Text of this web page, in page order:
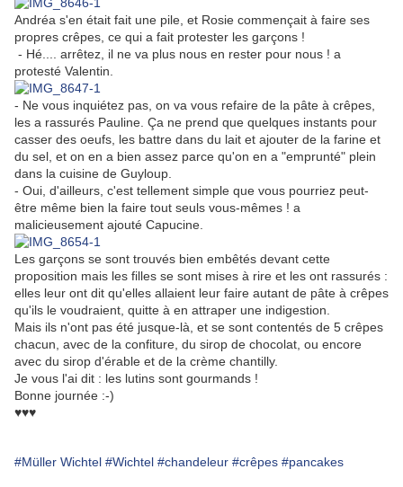
Andréa s'en était fait une pile, et Rosie commençait à faire ses
propres crêpes, ce qui a fait protester les garçons !
- Hé.... arrêtez, il ne va plus nous en rester pour nous ! a
protesté Valentin.
- Ne vous inquiétez pas, on va vous refaire de la pâte à crêpes,
les a rassurés Pauline. Ça ne prend que quelques instants pour
casser des oeufs, les battre dans du lait et ajouter de la farine et
du sel, et on en a bien assez parce qu'on en a "emprunté" plein
dans la cuisine de Guyloup.
- Oui, d'ailleurs, c'est tellement simple que vous pourriez peut-
être même bien la faire tout seuls vous-mêmes ! a
malicieusement ajouté Capucine.
Les garçons se sont trouvés bien embêtés devant cette
proposition mais les filles se sont mises à rire et les ont rassurés :
elles leur ont dit qu'elles allaient leur faire autant de pâte à crêpes
qu'ils le voudraient, quitte à en attraper une indigestion.
Mais ils n'ont pas été jusque-là, et se sont contentés de 5 crêpes
chacun, avec de la confiture, du sirop de chocolat, ou encore
avec du sirop d'érable et de la crème chantilly.
Je vous l'ai dit : les lutins sont gourmands !
Bonne journée :-)
♥♥♥
#Müller Wichtel #Wichtel #chandeleur #crêpes #pancakes